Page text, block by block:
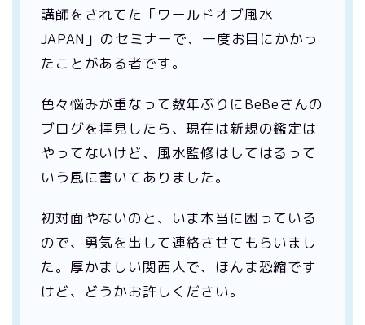
講師をされてた「ワールドオブ風水
JAPAN」のセミナーで、一度お目にかかっ
たことがある者です。
色々悩みが重なって数年ぶりにBeBeさんの
ブログを拝見したら、現在は新規の鑑定は
やってないけど、風水監修はしてはるって
いう風に書いてありました。
初対面やないのと、いま本当に困っている
ので、勇気を出して連絡させてもらいまし
た。厚かましい関西人で、ほんま恐縮です
けど、どうかお許しください。